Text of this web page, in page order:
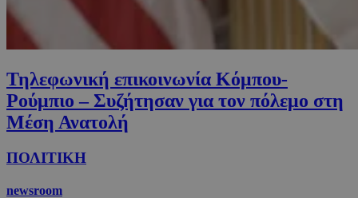
Τηλεφωνική επικοινωνία Κόμπου-
Ρούμπιο – Συζήτησαν για τον πόλεμο στη
Μέση Ανατολή
ΠΟΛΙΤΙΚΗ
newsroom